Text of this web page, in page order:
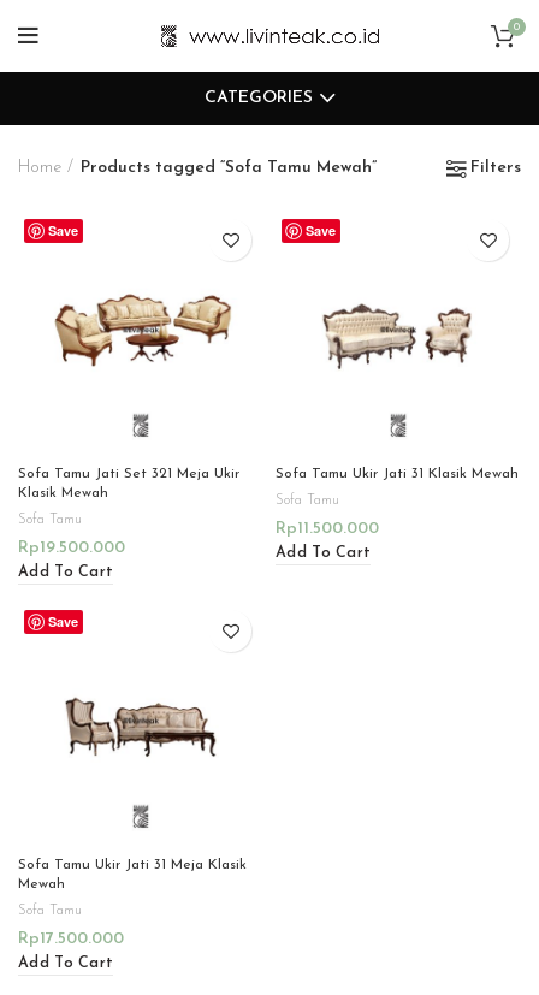
0
CATEGORIES
Home Products tagged “Sofa Tamu Mewah” Filters
Save
Sofa Tamu Jati Set 321 Meja Ukir
Klasik Mewah
Sofa Tamu
Rp19.500.000
Add To Cart
Save
Sofa Tamu Ukir Jati 31 Klasik Mewah
Sofa Tamu
Rp11.500.000
Add To Cart
Save
Sofa Tamu Ukir Jati 31 Meja Klasik
Mewah
Sofa Tamu
Rp17.500.000
Add To Cart